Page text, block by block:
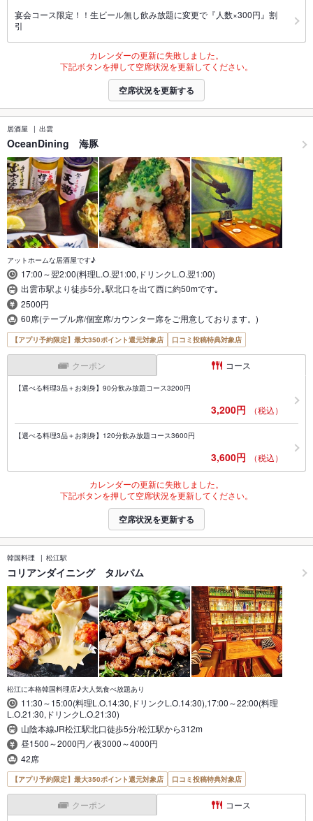
宴会コース限定！！生ビール無し飲み放題に変更で『人数×300円』割
引
カレンダーの更新に失敗しました。
下記ボタンを押して空席状況を更新してください。
空席状況を更新する
居酒屋 出雲
OceanDining 海豚
アットホームな居酒屋です♪
17:00～翌2:00(料理L.O.翌1:00,ドリンクL.O.翌1:00)
出雲市駅より徒歩5分｡駅北口を出て西に約50mです｡
2500円
60席(テーブル席/個室席/カウンター席をご用意しております。)
【アプリ予約限定】最大350ポイント還元対象店 口コミ投稿特典対象店
クーポン コース
【選べる料理3品＋お刺身】90分飲み放題コース3200円
3,200円 （税込）
【選べる料理3品＋お刺身】120分飲み放題コース3600円
3,600円 （税込）
カレンダーの更新に失敗しました。
下記ボタンを押して空席状況を更新してください。
空席状況を更新する
韓国料理 松江駅
コリアンダイニング タルパム
松江に本格韓国料理店♪大人気食べ放題あり
11:30～15:00(料理L.O.14:30,ドリンクL.O.14:30),17:00～22:00(料理
L.O.21:30,ドリンクL.O.21:30)
山陰本線JR松江駅北口徒歩5分/松江駅から312m
昼1500～2000円／夜3000～4000円
42席
【アプリ予約限定】最大350ポイント還元対象店 口コミ投稿特典対象店
クーポン コース